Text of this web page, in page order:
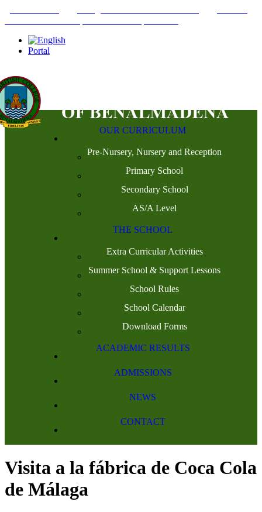
Portal
OUR CURRICULUM
Pre-Nursery, Nursery and Reception
Primary School
Secondary School
AS/A Level
THE SCHOOL
Extra Curricular Activities
Summer School & Support Lessons
School Rules
School Calendar
Download Forms
ACADEMIC RESULTS
ADMISSIONS
NEWS
CONTACT
Visita a la fábrica de Coca Cola
de Málaga